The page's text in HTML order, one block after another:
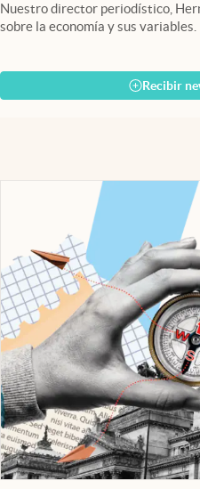
Nuestro director periodístico,
sobre la economía y sus variables.
Recibir